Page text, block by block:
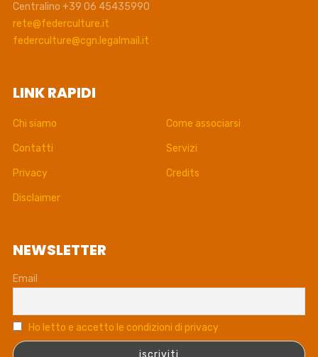
Centralino +39 06 45435990
rete@federculture.it
federculture@cgn.legalmail.it
LINK RAPIDI
Chi siamo Come associarsi
Contatti Servizi
Privacy Credits
Disclaimer
NEWSLETTER
Email
Ho letto e accetto le condizioni di privacy